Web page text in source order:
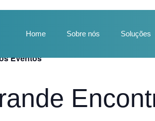
Home Sobre nós Soluções
Eventos